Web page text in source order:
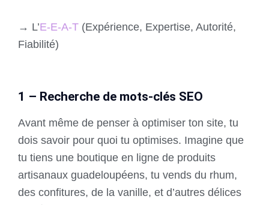
→ L’E-E-A-T (Expérience, Expertise, Autorité,
Fiabilité)
1 – Recherche de mots-clés SEO
Avant même de penser à optimiser ton site, tu
dois savoir pour quoi tu optimises. Imagine que
tu tiens une boutique en ligne de produits
artisanaux guadeloupéens, tu vends du rhum,
des confitures, de la vanille, et d’autres délices